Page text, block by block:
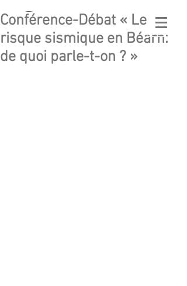
GÉOLATITUDE
GEOLOGICAL ASSOCIATION
Conférence-Débat « Le
risque sismique en Béarn:
de quoi parle-t-on ? »